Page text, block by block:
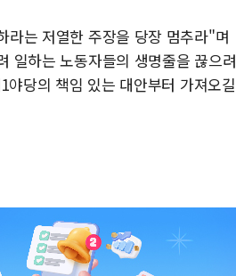
라는 저열한 주장을 당장 멈추라"며
일하는 노동자들의 생명줄을 끊으려
야당의 책임 있는 대안부터 가져오길